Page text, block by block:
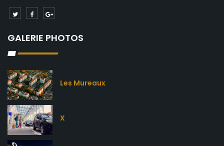
GALERIE PHOTOS
Les Mureaux
X